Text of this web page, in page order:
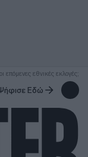
επόμενες εθνικές εκλογές;
Εδώ